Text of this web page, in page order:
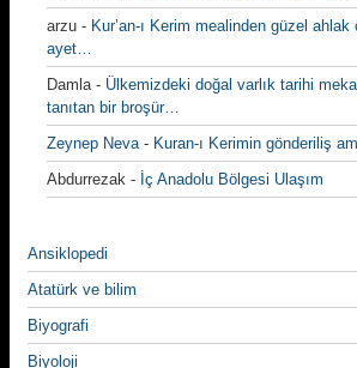
arzu - Kur’an-ı Kerim mealinden güzel
ayet…
Damla- Ülkemizdeki doğal varlık tarihi
tanıtan bir broşür…
Zeynep Neva- Kuran-ı Kerimin gönderiliş
Abdurrezak - İç Anadolu Bölgesi Ulaşım
Ansiklopedi
Atatürk ve bilim
Biyografi
Biyoloji